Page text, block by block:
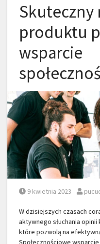
Skuteczny
produktu
wsparcie
Posted on
9 kwietnia 2023
W dzisiejszych czasach
aktywnego słuchania
które pozwolą na
Społecznościowe